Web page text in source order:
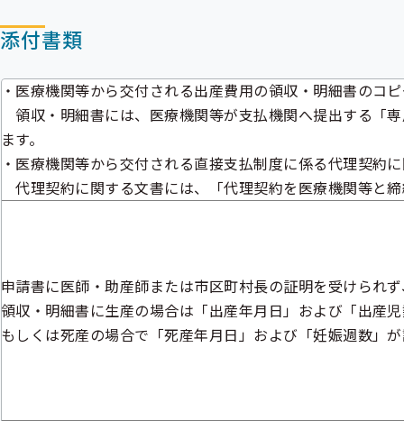
添付書類
・医療機関等から交付される出産費用の領収・明細書のコ
領収・明細書には、医療機関等が支払機関へ提出する「
ます。
・医療機関等から交付される直接支払制度に係る代理契約
代理契約に関する文書には、「代理契約を医療機関等と
申請書に医師・助産師または市区町村長の証明を受けられ
領収・明細書に生産の場合は「出産年月日」および「出産
もしくは死産の場合で「死産年月日」および「妊娠週数」